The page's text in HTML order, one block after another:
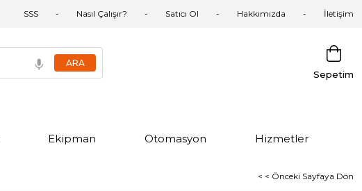
SSS Nasıl Çalışır? Satıcı Ol Hakkımızda İletişim
Sepetim
Ekipman Otomasyon Hizmetler
< < Önceki Sayfaya Dön